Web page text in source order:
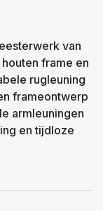
van
frame en
rugleuning
frameontwerp
armleuningen
en tijdloze